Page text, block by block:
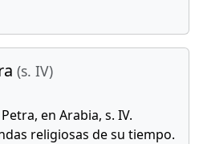
(s. IV)
en Arabia, s. IV.
religiosas de su tiempo.